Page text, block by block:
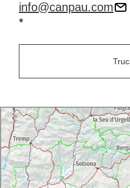
info@canpau.com
*